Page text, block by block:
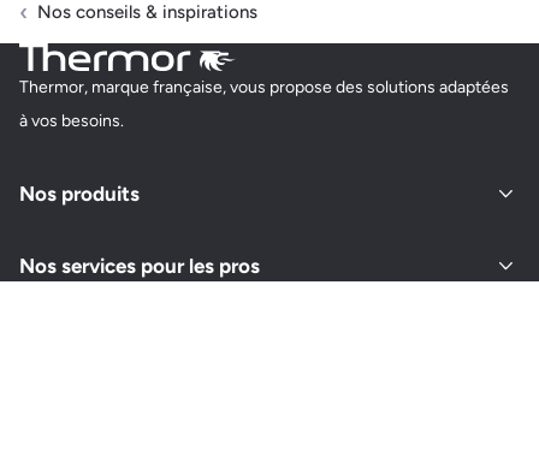
Nos conseils & inspirations
Thermor, marque française, vous propose des solutions adaptées
à vos besoins.
Nos produits
Nos services pour les pros